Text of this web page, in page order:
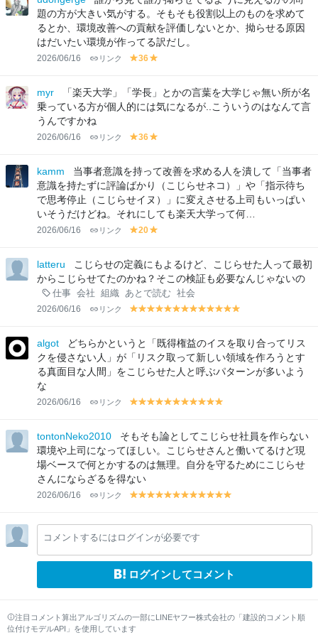
w
題の方が大きい気がする。そもそも役割以上のものを求めて
るとか、環境改善への貢献を評価しないとか、拗らせる原因
はだいたい環境が作ってる訳だし。
2026/06/16 リンク
y
lo
w
36
lo
w
myr
「楽天大学」「学長」とかの言葉を大学じゃ無い所が名
乗っている方が個人的には気になるが..こういうのはなんて言
うんですかね
2026/06/16 リンク
y
lo
w
36
lo
w
kamm
当事者意識を持って改善を求める人を潰して「当事者
意識を持たずに評論ばかり（こじらせネコ）」や「指示待ち
で思考停止（こじらせイヌ）」に変えさせる上司もいっぱい
いそうだけどね。それにしても楽天大学って何…
2026/06/16 リンク
y
lo
w
20
lo
w
latteru
こじらせの定義にもよるけど、こじらせた人って最初
からこじらせてたのかね？そこの検証も必要なんじゃないの
仕事 会社 組織 あとで読む 社会
2026/06/16 リンク
y
lo
w
y
lo
w
y
lo
w
y
lo
w
y
lo
w
y
lo
w
y
lo
w
y
lo
w
y
lo
w
y
lo
w
y
lo
w
y
lo
w
lo
w
algot
どちらかというと「既得権益のイスを取り合ってリス
クを侵さない人」が「リスク取って新しい領域を作ろうとす
る真面目な人間」をこじらせた人と呼ぶパターンが多いよう
な
2026/06/16 リンク
y
lo
w
y
lo
w
y
lo
w
y
lo
y
lo
w
y
lo
w
y
lo
w
y
lo
w
y
lo
w
y
lo
w
lo
w
tontonNeko2010
そもそも論としてこじらせ社員を作らない
環境や上司になってほしい。こじらせさんと働いてるけど現
場ベースで何とかするのは無理。自分を守るためにこじらせ
さんにならざるを得ない
2026/06/16 リンク
y
lo
w
y
lo
w
y
lo
w
y
lo
w
y
lo
w
y
lo
w
y
lo
w
y
lo
w
y
lo
y
lo
y
lolo
コメントするにはログインが必要です
ログインしてコメント
注目コメント算出アルゴリズムの一部にLINEヤフー株式会社の「建設的コメント順
位付けモデルAPI」を使用しています